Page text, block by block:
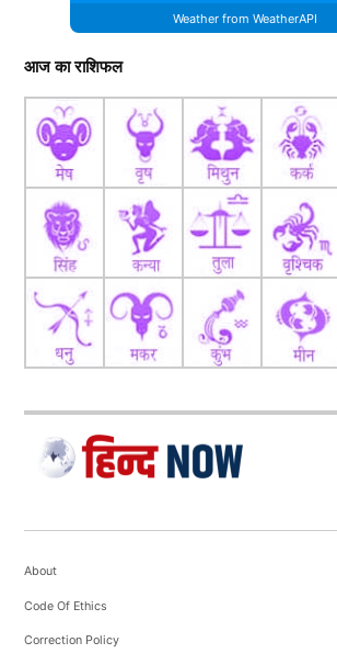
Weather from WeatherAPI
आज का राशिफल
About
Code Of Ethics
Correction Policy